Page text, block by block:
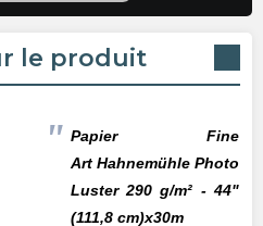
le produit
Papier Fine
Art HahnemühlePhoto
Luster 290 g/m² - 44"
(111,8 cm)x30m